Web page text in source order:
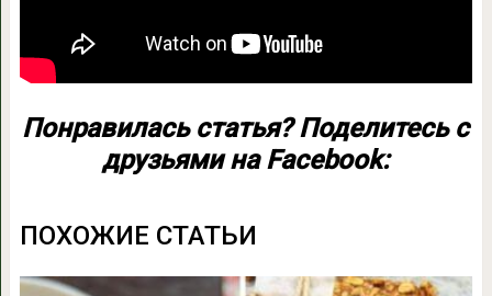
Понравилась статья? Поделитесь с
друзьями на Facebook:
ПОХОЖИЕ СТАТЬИ